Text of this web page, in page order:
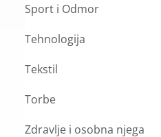
Sport i Odmor
Tehnologija
Tekstil
Torbe
Zdravlje i osobna njega